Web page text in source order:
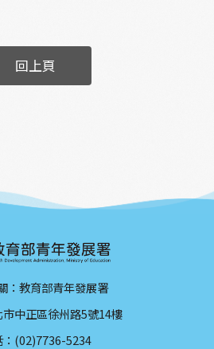
回上頁
：教育部青年發展署
中正區徐州路5號14樓
：(02)7736-5234